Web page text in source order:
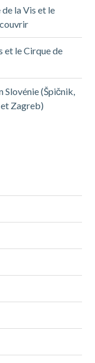
de la Vis et le
et le Cirque de
Slovénie (Špičnik,
Zagreb)